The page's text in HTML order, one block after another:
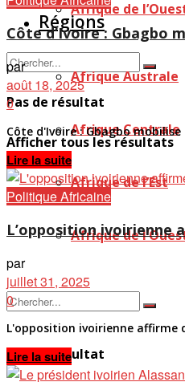
Afrique de
Pas de résultat
Afficher tous les résultats
Régions
Afrique Australe
Afrique Centrale
Afrique de l’Est
Afrique de
Pas de résultat
Côte d’Ivoire : Gbagbo
par
août 18, 2025
0
Côte d'Ivoire : Gbagbo
Lire la suiteDetails
Politique Africaine
L’opposition ivoirienne
par
juillet 31, 2025
0
L'opposition ivoirienne
Lire la suiteDetails